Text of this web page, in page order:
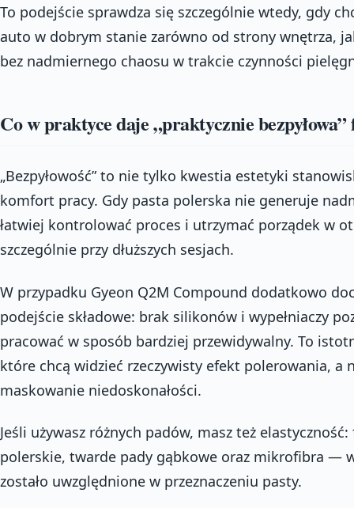
To podejście sprawdza się szczególnie wtedy, gdy
auto w dobrym stanie zarówno od strony wnętrza,
bez nadmiernego chaosu w trakcie czynności
Co w praktyce daje „praktycznie bezpyłowa”
„Bezpyłowość” to nie tylko kwestia estetyki
komfort pracy. Gdy pasta polerska nie generuje
łatwiej kontrolować proces i utrzymać porządek w
szczególnie przy dłuższych sesjach.
W przypadku Gyeon Q2M Compound dodatkowo
podejście składowe: brak silikonów i wypełniaczy
pracować w sposób bardziej przewidywalny. To
które chcą widzieć rzeczywisty efekt polerowania, a
maskowanie niedoskonałości.
Jeśli używasz różnych padów, masz też
polerskie, twarde pady gąbkowe oraz mikrofibra —
zostało uwzględnione w przeznaczeniu pasty.